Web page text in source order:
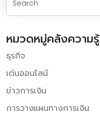
หมวดหมู่คลังความรู้
ธุรกิจ
เด่นออนไลน์
ข่าวการเงิน
การวางแผนทางการเงิน